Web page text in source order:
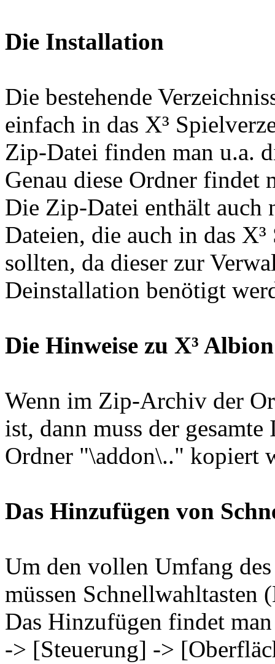
Die Installation
Die bestehende
einfach in das X³
Zip-Datei finden man u.a.
Genau diese Ordner findet
Die Zip-Datei enthält auch
Dateien, die auch in das
sollten, da dieser zur
Deinstallation benötigt
Die Hinweise zu X³
Wenn im Zip-Archiv der
ist, dann muss der
Ordner "\addon\.." kopiert
Das Hinzufügen von
Um den vollen Umfang
müssen Schnellwahltasten
Das Hinzufügen findet
-> [Steuerung] ->